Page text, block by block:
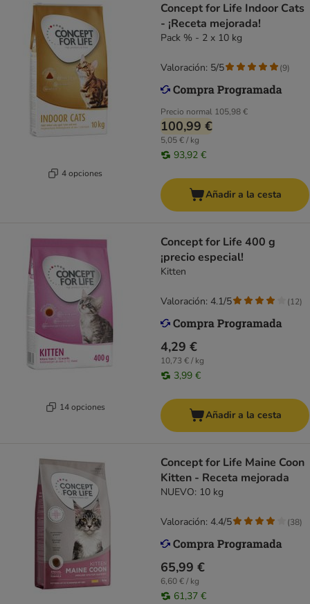
4 opciones
Concept for Life Indoor Cats
- ¡Receta mejorada!
Pack % - 2 x 10 kg
Precio normal 105,98 €
100,99 €
5,05 € / kg
93,92 €
Valoración: 5/5 (9)
Añadir a la cesta
14 opciones
Concept for Life 400 g
¡precio especial!
Kitten
4,29 €
10,73 € / kg
3,99 €
Valoración: 4.1/5 (12)
Añadir a la cesta
Concept for Life Maine Coon
Kitten - Receta mejorada
NUEVO: 10 kg
65,99 €
6,60 € / kg
61,37 €
Valoración: 4.4/5 (38)